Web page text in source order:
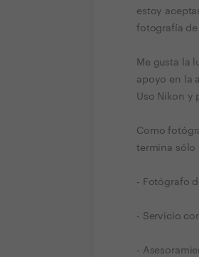
estoy
fotografía de
Me gusta la
apoyo en la
Uso Nikon y
Como
termina sólo
- Fotógrafo
- Servicio
-